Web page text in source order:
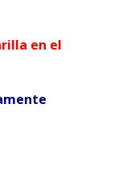
en el